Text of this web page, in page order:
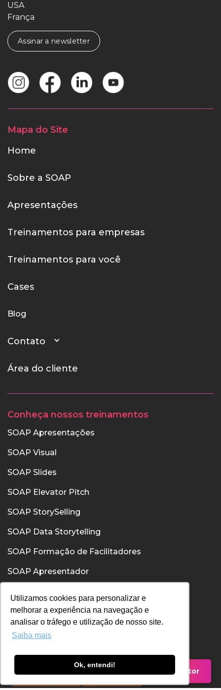
Utilizamos cookies para personalizar e
melhorar a experiência na navegação e
analisar o tráfego e utilização de nosso site.
Saiba mais
Ok, entendi!
Falar com um Consultor
USA
França
Assinar a newsletter
Mapa do Site
Home
Sobre a SOAP
Apresentações
Treinamentos para empresas
Treinamentos para você
Cases
Blog
Contato
Área do cliente
Conheça nossos treinamentos
SOAP Apresentações
SOAP Visual
SOAP Slides
SOAP Elevator Pitch
SOAP StorySelling
SOAP Data Storytelling
SOAP Formação de Facilitadores
SOAP Apresentador
SOAP Comunicação Interpessoal
Política de Privacidade
Termos de Uso
Entenda nossas políticas, fale com nosso DPO